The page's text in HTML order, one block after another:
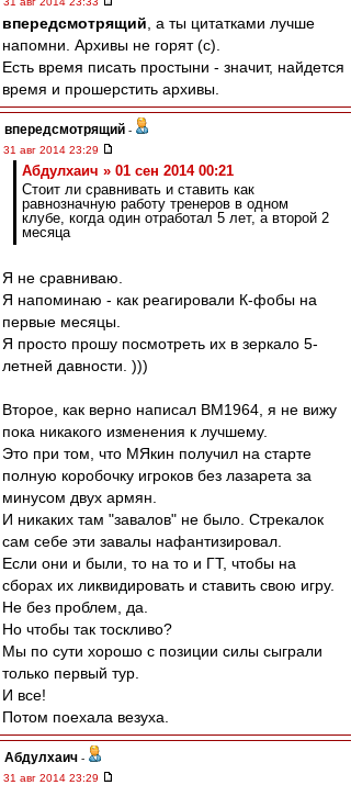
впередсмотрящий , а ты цитатками лучше
напомни. Архивы не горят (с).
Есть время писать простыни - значит, найдется
время и прошерстить архивы.
впередсмотрящий -
31 авг 2014 23:29
Абдулхаич » 01 сен 2014 00:21
Стоит ли сравнивать и ставить как
равнозначную работу тренеров в одном
клубе, когда один отработал 5 лет, а второй 2
месяца
Я не сравниваю.
Я напоминаю - как реагировали К-фобы на
первые месяцы.
Я просто прошу посмотреть их в зеркало 5-
летней давности. )))
Второе, как верно написал ВМ1964, я не вижу
пока никакого изменения к лучшему.
Это при том, что МЯкин получил на старте
полную коробочку игроков без лазарета за
минусом двух армян.
И никаких там "завалов" не было. Стрекалок
сам себе эти завалы нафантизировал.
Если они и были, то на то и ГТ, чтобы на
сборах их ликвидировать и ставить свою игру.
Не без проблем, да.
Но чтобы так тоскливо?
Мы по сути хорошо с позиции силы сыграли
только первый тур.
И все!
Потом поехала везуха.
Абдулхаич -
31 авг 2014 23:29